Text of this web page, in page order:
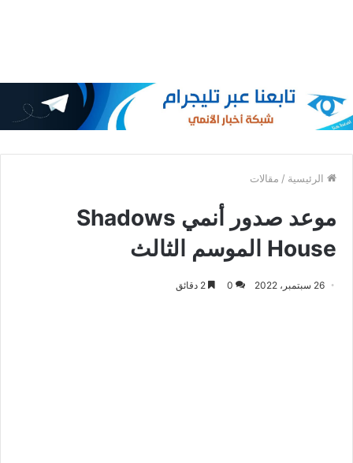
الرئيسية / مقالات
موعد صدور أنمي Shadows
House الموسم الثالث
26 سبتمبر، 2022 0